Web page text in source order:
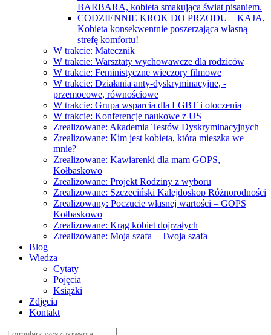
BARBARA, kobieta smakująca świat pisaniem.
CODZIENNIE KROK DO PRZODU – KAJA,
Kobieta konsekwentnie poszerzająca własną
strefę komfortu!
W trakcie: Matecznik
W trakcie: Warsztaty wychowawcze dla rodziców
W trakcie: Feministyczne wieczory filmowe
W trakcie: Działania anty-dyskryminacyjne, -
przemocowe, równościowe
W trakcie: Grupa wsparcia dla LGBT i otoczenia
W trakcie: Konferencje naukowe z US
Zrealizowane: Akademia Testów Dyskryminacyjnych
Zrealizowane: Kim jest kobieta, która mieszka we
mnie?
Zrealizowane: Kawiarenki dla mam GOPS,
Kołbaskowo
Zrealizowane: Projekt Rodziny z wyboru
Zrealizowane: Szczeciński Kalejdoskop Różnorodności
Zrealizowany: Poczucie własnej wartości – GOPS
Kołbaskowo
Zrealizowane: Krąg kobiet dojrzałych
Zrealizowane: Moja szafa – Twoja szafa
Blog
Wiedza
Cytaty
Pojęcia
Książki
Zdjęcia
Kontakt